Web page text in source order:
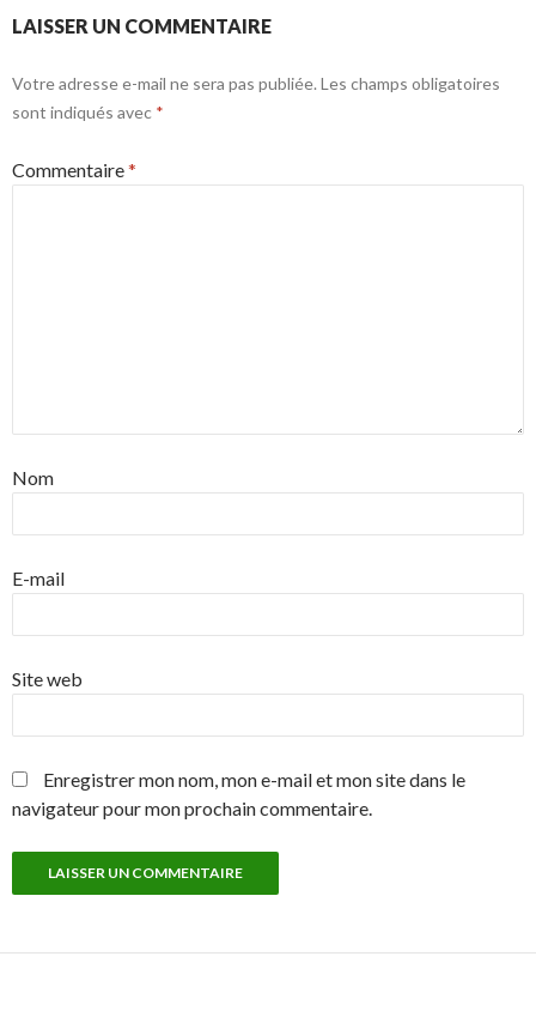
LAISSER UN COMMENTAIRE
Votre adresse e-mail ne sera pas publiée. Les champs obligatoires
sont indiqués avec *
Commentaire*
Nom
E-mail
Site web
Enregistrer mon nom, mon e-mail et mon site dans le
navigateur pour mon prochain commentaire.